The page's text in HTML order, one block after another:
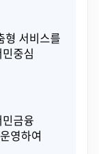
형 서비스를
중심
금융
영하여